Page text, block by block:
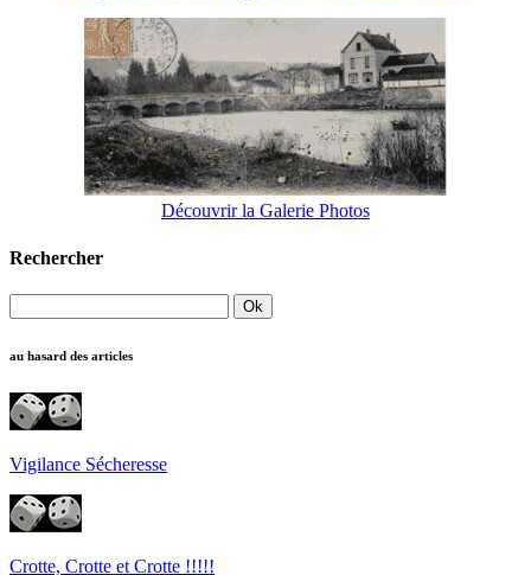
Découvrir la Galerie Photos
Rechercher
au hasard des articles
Vigilance Sécheresse
Crotte, Crotte et Crotte !!!!!